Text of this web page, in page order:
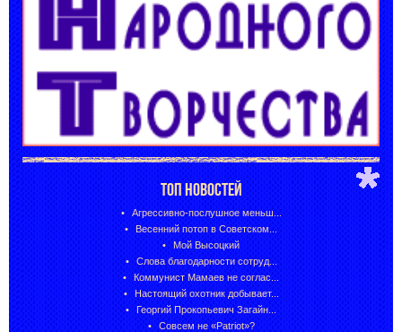
ТОП НОВОСТЕЙ
Агрессивно-послушное меньш...
Весенний потоп в Советском...
Мой Высоцкий
Слова благодарности сотруд...
Коммунист Мамаев не соглас...
Настоящий охотник добывает...
Георгий Прокопьевич Загайн...
Совсем не «Patriot»?